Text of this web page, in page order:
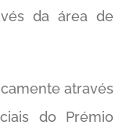
da área de
através
do Prémio